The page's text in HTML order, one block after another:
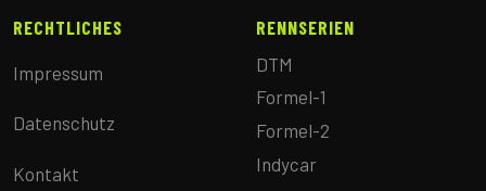
RECHTLICHES
Impressum
Datenschutz
Kontakt
RENNSERIEN
DTM
Formel-1
Formel-2
Indycar